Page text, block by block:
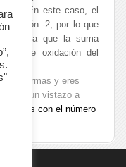
-1. En este caso, el
-2, por lo que
para que la suma
de oxidación del
normas y eres
un vistazo a
con el número